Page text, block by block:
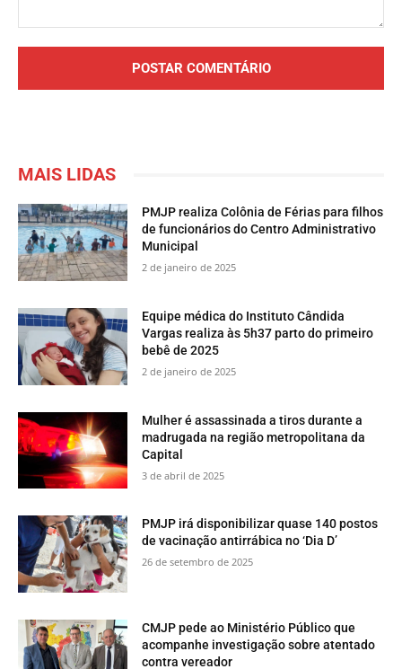
MAIS LIDAS
PMJP realiza Colônia de Férias para filhos
de funcionários do Centro Administrativo
Municipal
2 de janeiro de 2025
Equipe médica do Instituto Cândida
Vargas realiza às 5h37 parto do primeiro
bebê de 2025
2 de janeiro de 2025
Mulher é assassinada a tiros durante a
madrugada na região metropolitana da
Capital
3 de abril de 2025
PMJP irá disponibilizar quase 140 postos
de vacinação antirrábica no ‘Dia D’
26 de setembro de 2025
CMJP pede ao Ministério Público que
acompanhe investigação sobre atentado
contra vereador